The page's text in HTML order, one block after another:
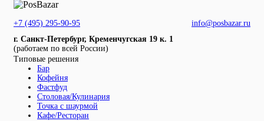
+7 (495) 295-90-95
info@posbazar.ru
г. Санкт-Петербург, Кременчугская 19 к. 1
(работаем по всей России)
Типовые решения
Бар
Кофейня
Фастфуд
Столовая/Кулинария
Точка с шаурмой
Кафе/Ресторан